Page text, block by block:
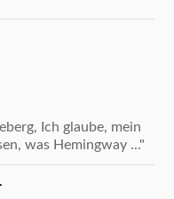
Ich glaube, mein
was Hemingway ..."